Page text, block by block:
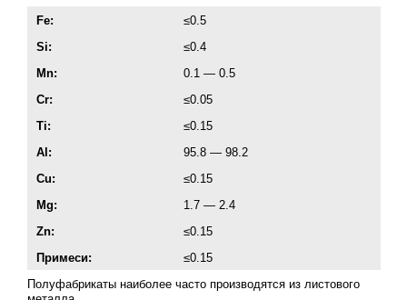
Fe:
≤0.5
Si:
≤0.4
Mn:
0.1 — 0.5
Cr:
≤0.05
Ti:
≤0.15
Al:
95.8 — 98.2
Cu:
≤0.15
Mg:
1.7 — 2.4
Zn:
≤0.15
Примеси:
≤0.15
Полуфабрикаты наиболее часто производятся из листового